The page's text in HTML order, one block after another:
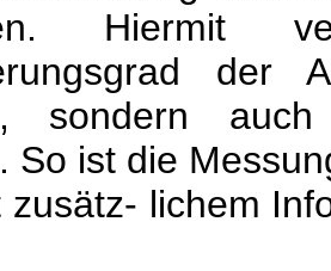
Hiermit
sondern
So ist die
zusätz- lichem